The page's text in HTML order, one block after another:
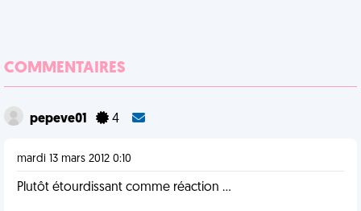
COMMENTAIRES
pepeve01 4
mardi 13 mars 2012 0:10
Plutôt étourdissant comme réaction ...